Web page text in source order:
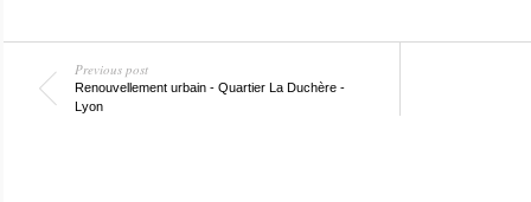
Previous post
Renouvellement urbain - Quartier La Duchère -
Lyon